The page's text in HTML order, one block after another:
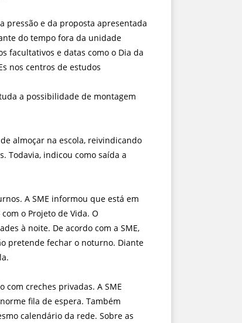
pressão e da proposta apresentada
do tempo fora da unidade
facultativos e datas como o Dia da
nos centros de estudos
a possibilidade de montagem
almoçar na escola, reivindicando
Todavia, indicou como saída a
A SME informou que está em
o Projeto de Vida. O
à noite. De acordo com a SME,
pretende fechar o noturno. Diante
com creches privadas. A SME
fila de espera. Também
calendário da rede. Sobre as